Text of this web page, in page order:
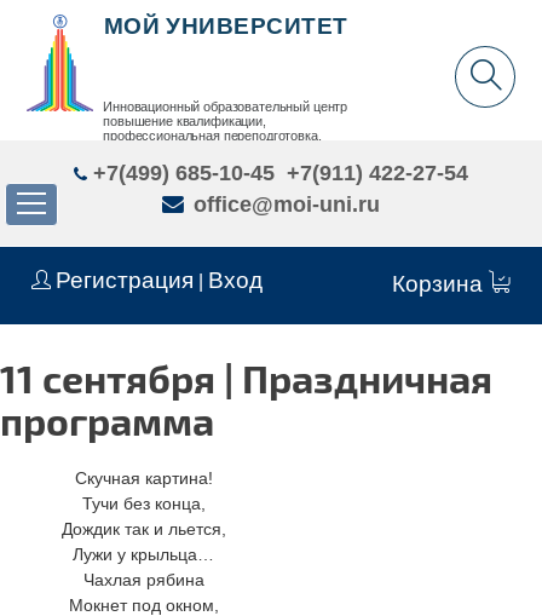
Регистрация Вход Корзина
МОЙ УНИВЕРСИТЕТ
Инновационный образовательный центр
повышение квалификации,
профессиональная переподготовка,
+7(499) 685-10-45 +7(911) 422-27-54
office@moi-uni.ru
11 сентября | Праздничная
программа
Скучная картина!
Тучи без конца,
Дождик так и льется,
Лужи у крыльца…
Чахлая рябина
Мокнет под окном,